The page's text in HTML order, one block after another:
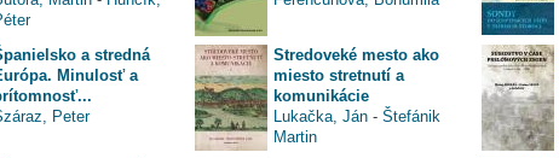
a stredná
Minulosť a
Peter
Stredoveké mesto ako
miesto stretnutí a
komunikácie
Lukačka, Ján - Štefánik
Martin